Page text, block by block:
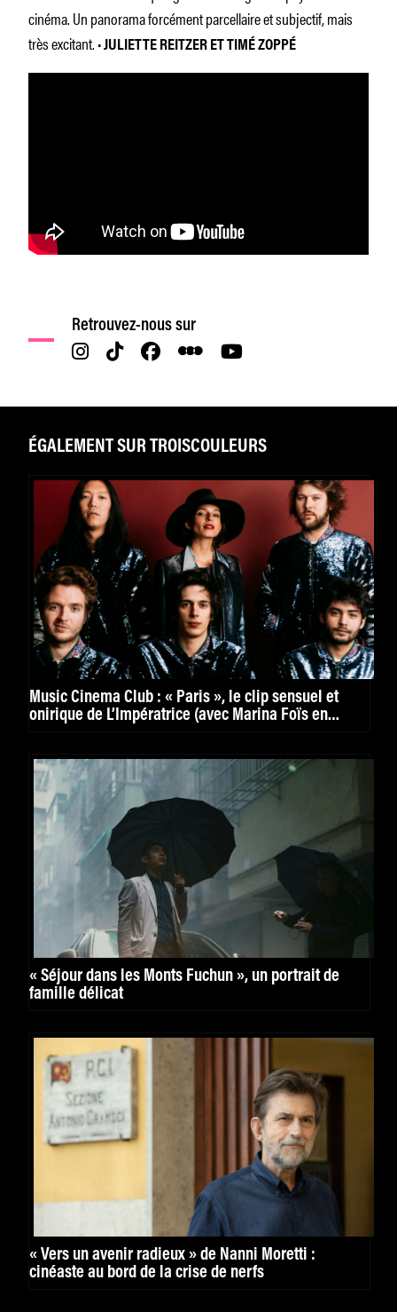
cinéma. Un panorama forcément parcellaire et subjectif, mais
très excitant. •JULIETTE REITZER ET TIMÉ ZOPPÉ
Retrouvez-nous sur
ÉGALEMENT SUR TROISCOULEURS
Music Cinema Club : « Paris », le clip sensuel et
onirique de L’Impératrice (avec Marina Foïs en
« Séjour dans les Monts Fuchun », un portrait de
famille délicat
« Vers un avenir radieux » de Nanni Moretti :
cinéaste au bord de la crise de nerfs